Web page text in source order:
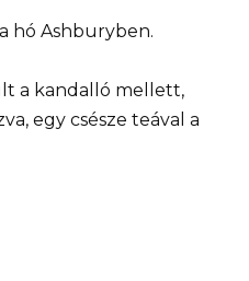
hó Ashburyben.
a kandalló mellett,
egy csésze teával a